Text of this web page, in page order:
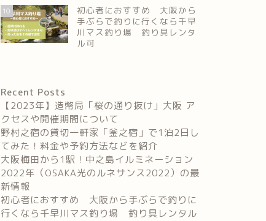
10
初心者におすすめ 大阪から
手ぶらで釣りに行くなら千早
川マス釣り場 釣り具レンタ
ル可
Recent Posts
【2023年】造幣局「桜の通り抜け」大阪 ア
クセスや開催期間について
野村之宿の貸切一軒家「釜之宿」で1泊2日し
てみた！料金や予約方法などを紹介
大阪梅田から1駅！中之島イルミネーション
2022年（OSAKA光のルネサンス2022）の最
新情報
初心者におすすめ 大阪から手ぶらで釣りに
行くなら千早川マス釣り場 釣り具レンタル